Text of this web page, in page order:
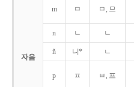
자음
m ㅁ ㅁ, 므
n ㄴ ㄴ
ň 니* ㄴ
p ㅍ ㅂ, 프